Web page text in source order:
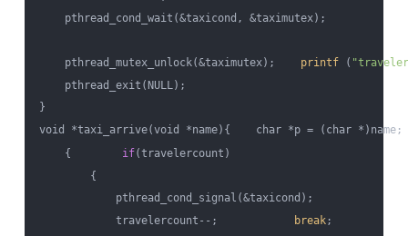
pthread_cond_wait(&taxicond, &taximutex);
pthread_mutex_unlock(&taximutex); printf (
pthread_exit(NULL);
}
void *taxi_arrive(void *name){    char *p = (char
{ if(travelercount)
{
pthread_cond_signal(&taxicond);
travelercount--;
break;